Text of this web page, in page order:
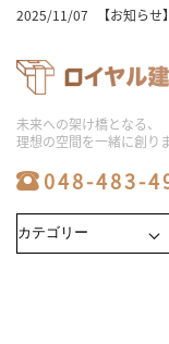
2025/11/07
【お知らせ】
2025/11/07 【お知らせ】ユニッ
2025/11/07
【お知らせ】フロ
2025/11/07 【お知らせ】【激安
2025/11/07
【お知らせ】【
2025/11/06
【お知らせ】【保
2025/08/06 【お知らせ】ユニッ
2025/08/06 【お知らせ】床材
2025/08/06
【お知らせ】【メ
2025/08/06 【お知らせ】ユニッ
【お知らせ】シス
【お知らせ】浴
【お知らせ】水回り
未来への架け橋となる、
理想の空間を一緒に創り
048-483-